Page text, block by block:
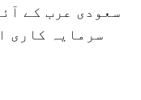
سعودی عرب کے
سرمایہ کاری